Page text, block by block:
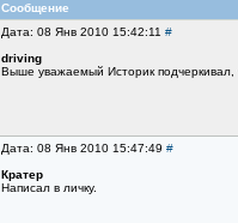
Сообщение
Дата: 08 Янв 2010 15:42:11 #
driving
Выше уважаемый Историк
Дата: 08 Янв 2010 15:47:49 #
Кратер
Написал в личку.